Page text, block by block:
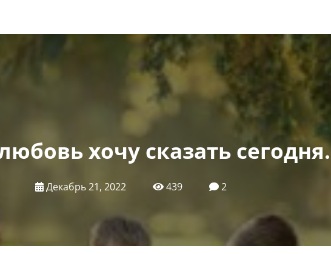
хочу сказать сегодня.
Декабрь 21, 2022 439 2